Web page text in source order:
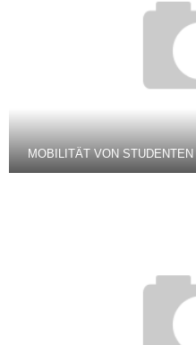
MOBILITÄT VON